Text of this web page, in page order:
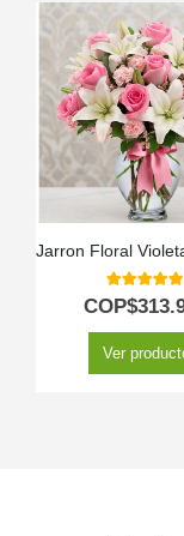
5.00out of
COP$
Ver